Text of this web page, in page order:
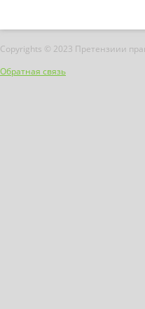
Copyrights © 2023 Претензиии
Обратная связь